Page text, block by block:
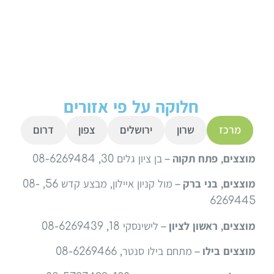
חלוקה על פי אזורים
מרכז שרון ירושלים צפון דרום
מוצצים, פתח תקוה– בן ציון גלים 30, 08-6269484
מוצצים, בני ברק
– מול קניון איילון, מבצע קדש 56, 08-
6269445
מוצצים, ראשון לציון– לישינסקי 18, 08-6269439
מוצצים בילו– מתחם בילו סנטר, 08-6269466